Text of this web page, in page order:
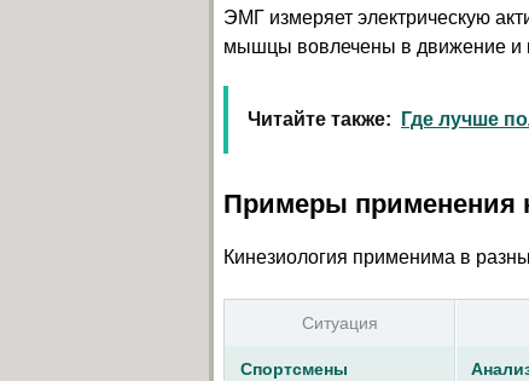
ЭМГ измеряет электрическую
мышцы вовлечены в движение и
Читайте также: Где лучше
Примеры применения
Кинезиология применима в
Ситуация
Спортсмены